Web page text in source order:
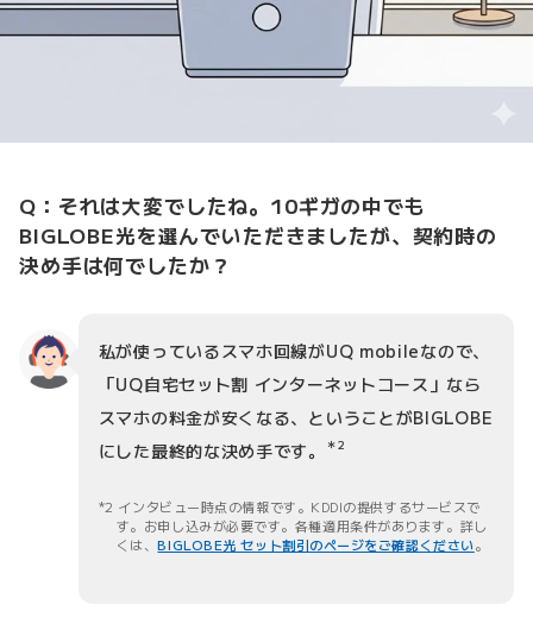
Q：それは大変でしたね。10ギガの中でも
BIGLOBE光を選んでいただきましたが、契約時の
決め手は何でしたか？
私が使っているスマホ回線がUQ mobileなので、
「UQ自宅セット割 インターネットコース」なら
スマホの料金が安くなる、ということがBIGLOBE
にした最終的な決め手です。
＊2
2 インタビュー時点の情報です。KDDIの提供するサービスで
す。お申し込みが必要です。各種適用条件があります。詳し
くは、BIGLOBE光 セット割引のページをご確認ください。